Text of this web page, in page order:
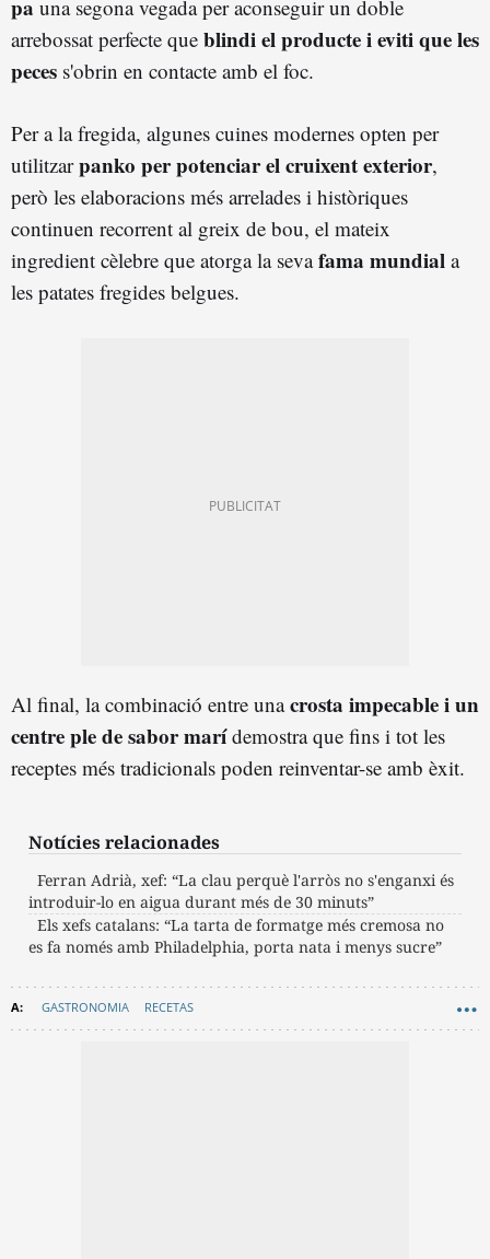
pa una segona vegada per aconseguir un doble
arrebossat perfecte que blindi el producte i eviti que les
peces s'obrin en contacte amb el foc.
Per a la fregida, algunes cuines modernes opten per
utilitzarpanko per potenciar el cruixent exterior,
però les elaboracions més arrelades i històriques
continuen recorrent al greix de bou, el mateix
ingredient cèlebre que atorga la sevafama mundial a
les patates fregides belgues.
Al final, la combinació entre unacrosta impecable i un
centre ple de sabor marídemostra que fins i tot les
receptes més tradicionals poden reinventar-se amb èxit.
Notícies relacionades
Ferran Adrià, xef: “La clau perquè l'arròs no s'enganxi és
introduir-lo en aigua durant més de 30 minuts”
Els xefs catalans: “La tarta de formatge més cremosa no
es fa només amb Philadelphia, porta nata i menys sucre”
GASTRONOMIA RECETAS